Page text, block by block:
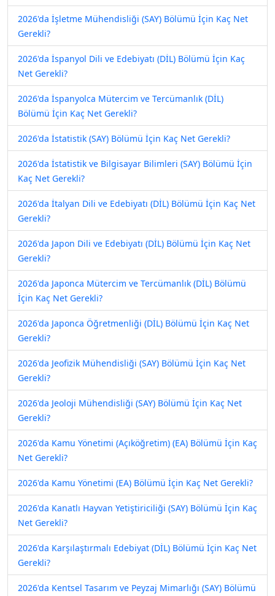
2026'da İşletme Mühendisliği (SAY) Bölümü İçin Kaç Net
Gerekli?
2026'da İspanyol Dili ve Edebiyatı (DİL) Bölümü İçin Kaç
Net Gerekli?
2026'da İspanyolca Mütercim ve Tercümanlık (DİL)
Bölümü İçin Kaç Net Gerekli?
2026'da İstatistik (SAY) Bölümü İçin Kaç Net Gerekli?
2026'da İstatistik ve Bilgisayar Bilimleri (SAY) Bölümü İçin
Kaç Net Gerekli?
2026'da İtalyan Dili ve Edebiyatı (DİL) Bölümü İçin Kaç Net
Gerekli?
2026'da Japon Dili ve Edebiyatı (DİL) Bölümü İçin Kaç Net
Gerekli?
2026'da Japonca Mütercim ve Tercümanlık (DİL) Bölümü
İçin Kaç Net Gerekli?
2026'da Japonca Öğretmenliği (DİL) Bölümü İçin Kaç Net
Gerekli?
2026'da Jeofizik Mühendisliği (SAY) Bölümü İçin Kaç Net
Gerekli?
2026'da Jeoloji Mühendisliği (SAY) Bölümü İçin Kaç Net
Gerekli?
2026'da Kamu Yönetimi (Açıköğretim) (EA) Bölümü İçin Kaç
Net Gerekli?
2026'da Kamu Yönetimi (EA) Bölümü İçin Kaç Net Gerekli?
2026'da Kanatlı Hayvan Yetiştiriciliği (SAY) Bölümü İçin Kaç
Net Gerekli?
2026'da Karşılaştırmalı Edebiyat (DİL) Bölümü İçin Kaç Net
Gerekli?
2026'da Kentsel Tasarım ve Peyzaj Mimarlığı (SAY) Bölümü